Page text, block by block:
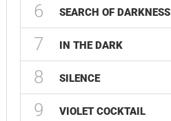
6 SEARCH OF DARKNESS
7 IN THE DARK
8 SILENCE
9 VIOLET COCKTAIL